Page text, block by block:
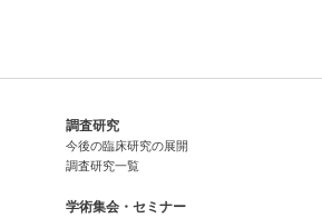
調査研究
今後の臨床研究の展開
調査研究一覧
学術集会・セミナー